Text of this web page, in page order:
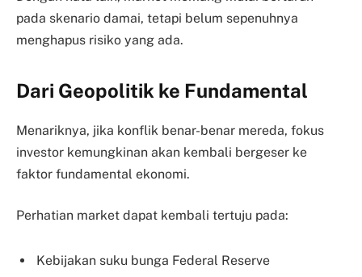
pada skenario damai, tetapi belum sepenuhnya
menghapus risiko yang ada.
Dari Geopolitik ke Fundamental
Menariknya, jika konflik benar-benar mereda, fokus
investor kemungkinan akan kembali bergeser ke
faktor fundamental ekonomi.
Perhatian market dapat kembali tertuju pada:
Kebijakan suku bunga Federal Reserve